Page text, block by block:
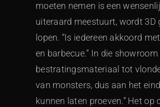
moeten nemen is een
uiteraard meestuurt, wordt 3D
lopen. “Is iedereen akkoord
en barbecue.” In die
bestratingsmateriaal tot
van monsters, dus aan het
kunnen laten proeven.” Het